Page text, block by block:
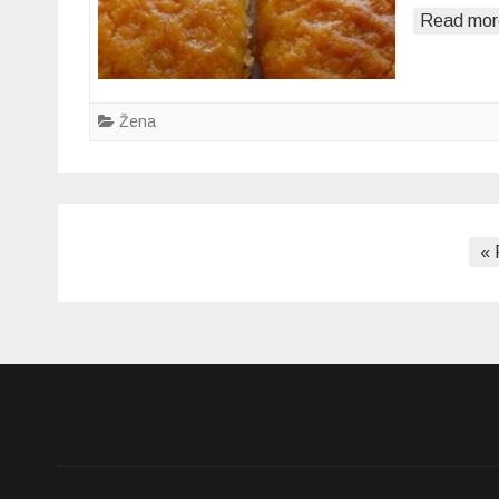
Read
Žena
«